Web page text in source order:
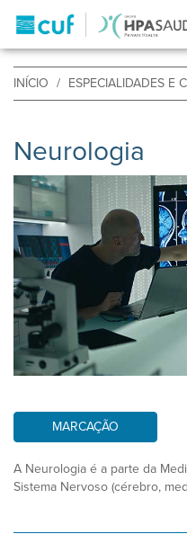
INÍCIO ESPECIALIDADES E
Neurologia
MARCAÇÃO
A Neurologia é a parte da
Sistema Nervoso (cérebro,